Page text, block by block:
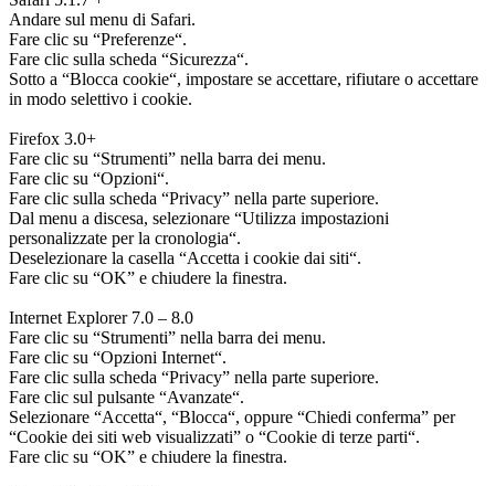
Andare sul menu di Safari.
Fare clic su “Preferenze“.
Fare clic sulla scheda “Sicurezza“.
Sotto a “Blocca cookie“, impostare se accettare, rifiutare o accettare
in modo selettivo i cookie.
Firefox 3.0+
Fare clic su “Strumenti” nella barra dei menu.
Fare clic su “Opzioni“.
Fare clic sulla scheda “Privacy” nella parte superiore.
Dal menu a discesa, selezionare “Utilizza impostazioni
personalizzate per la cronologia“.
Deselezionare la casella “Accetta i cookie dai siti“.
Fare clic su “OK” e chiudere la finestra.
Internet Explorer 7.0 – 8.0
Fare clic su “Strumenti” nella barra dei menu.
Fare clic su “Opzioni Internet“.
Fare clic sulla scheda “Privacy” nella parte superiore.
Fare clic sul pulsante “Avanzate“.
Selezionare “Accetta“, “Blocca“, oppure “Chiedi conferma” per
“Cookie dei siti web visualizzati” o “Cookie di terze parti“.
Fare clic su “OK” e chiudere la finestra.